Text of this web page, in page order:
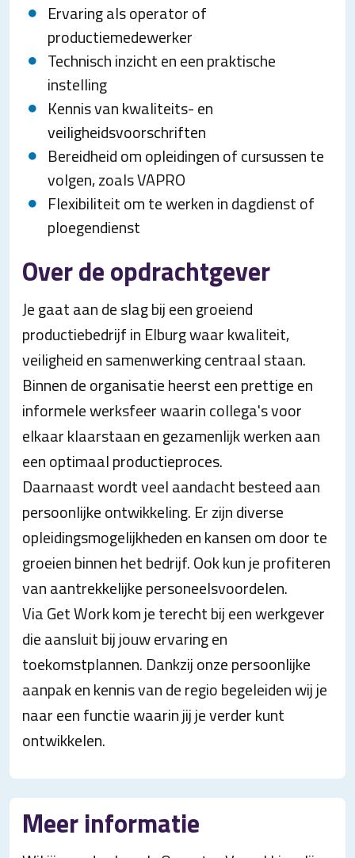
Ervaring als operator of
productiemedewerker
Technisch inzicht en een praktische
instelling
Kennis van kwaliteits- en
veiligheidsvoorschriften
Bereidheid om opleidingen of cursussen te
volgen, zoals VAPRO
Flexibiliteit om te werken in dagdienst of
ploegendienst
Over de opdrachtgever
Je gaat aan de slag bij een groeiend
productiebedrijf in Elburg waar kwaliteit,
veiligheid en samenwerking centraal staan.
Binnen de organisatie heerst een prettige en
informele werksfeer waarin collega's voor
elkaar klaarstaan en gezamenlijk werken aan
een optimaal productieproces.
Daarnaast wordt veel aandacht besteed aan
persoonlijke ontwikkeling. Er zijn diverse
opleidingsmogelijkheden en kansen om door te
groeien binnen het bedrijf. Ook kun je profiteren
van aantrekkelijke personeelsvoordelen.
Via Get Work kom je terecht bij een werkgever
die aansluit bij jouw ervaring en
toekomstplannen. Dankzij onze persoonlijke
aanpak en kennis van de regio begeleiden wij je
naar een functie waarin jij je verder kunt
ontwikkelen.
Meer informatie